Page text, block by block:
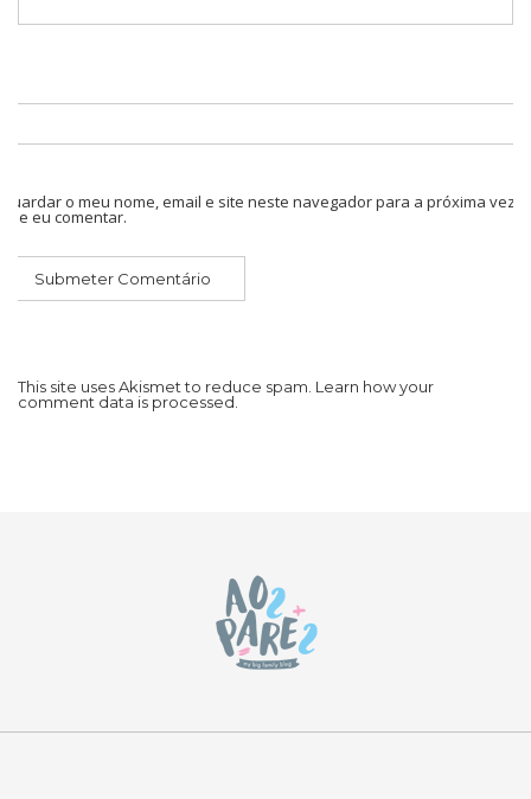
Guardar o meu nome, email e site neste navegador para a próxima vez
que eu comentar.
This site uses Akismet to reduce spam. Learn how your
comment data is processed.